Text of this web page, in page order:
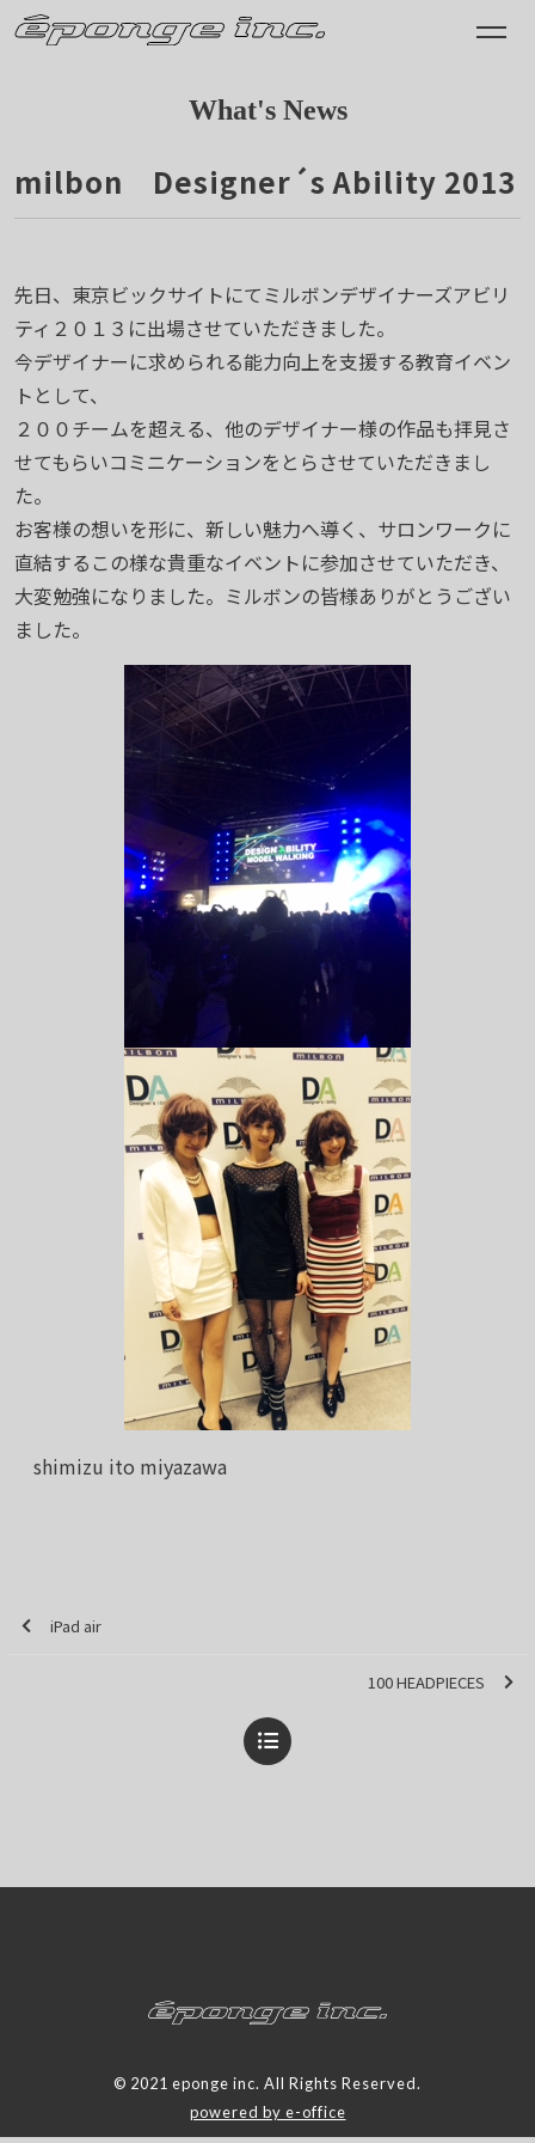
What's News
milbon Designer´s Ability 2013
先日、東京ビックサイトにてミルボンデザイナーズアビリ
ティ２０１３に出場させていただきました。
今デザイナーに求められる能力向上を支援する教育イベン
トとして、
２００チームを超える、他のデザイナー様の作品も拝見さ
せてもらいコミニケーションをとらさせていただきまし
た。
お客様の想いを形に、新しい魅力へ導く、サロンワークに
直結するこの様な貴重なイベントに参加させていただき、
大変勉強になりました。ミルボンの皆様ありがとうござい
ました。
shimizu ito miyazawa
iPad air
100 HEADPIECES
© 2021 eponge inc. All Rights Reserved.
powered by e-office